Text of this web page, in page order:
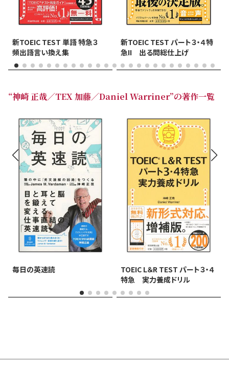
新TOEIC TEST 単語 特急３
頻出語言い換え集
新TOEIC TEST パート３・４特
急II 出る問総仕上げ
“神崎 正哉／TEX 加藤／Daniel Warriner”の著作一覧
毎日の英速読
TOEIC L＆R TEST パート３・４
特急 実力養成ドリル